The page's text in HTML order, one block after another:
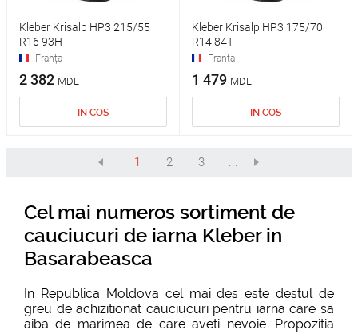
Kleber Krisalp HP3 215/55
R16 93H
Franța
2 382 MDL
IN COS
Kleber Krisalp HP3 175/70
R14 84T
Franța
1 479 MDL
IN COS
1 2 3 ...
Cel mai numeros sortiment de
cauciucuri de iarna Kleber in
Basarabeasca
In Republica Moldova cel mai des este destul de
greu de achizitionat cauciucuri pentru iarna care sa
aiba de marimea de care aveti nevoie. Propozitia